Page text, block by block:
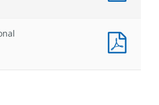
2017-